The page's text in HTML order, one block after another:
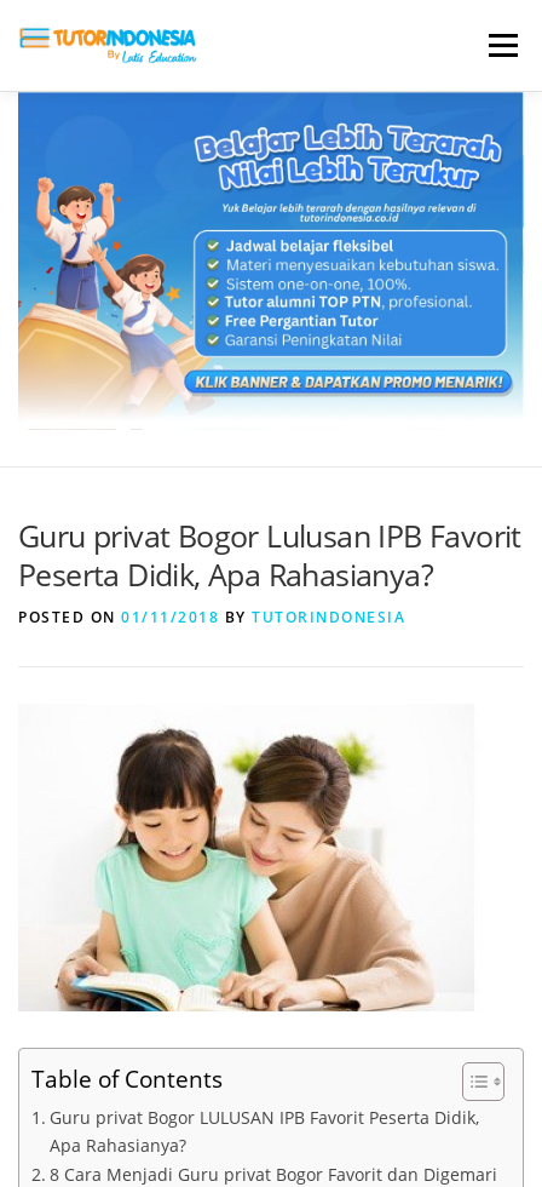
Menu
ABOUT US JADI PENGAJAR
BIAYA LES TESTIMONI PROFIL ALUMNI
BLOG DAFTAR SEKOLAH
Guru privat Bogor Lulusan IPB Favorit
Peserta Didik, Apa Rahasianya?
POSTED ON 01/11/2018 BY TUTORINDONESIA
Table of Contents
Guru privat Bogor LULUSAN IPB Favorit Peserta Didik,
Apa Rahasianya?
8 Cara Menjadi Guru privat Bogor Favorit dan Digemari